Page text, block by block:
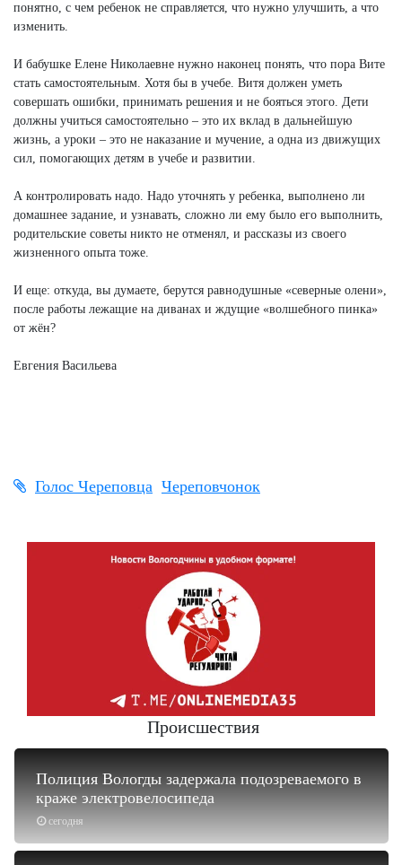
понятно, с чем ребенок не справляется, что нужно улучшить, а что
изменить.
И бабушке Елене Николаевне нужно наконец понять, что пора Вите
стать самостоятельным. Хотя бы в учебе. Витя должен уметь
совершать ошибки, принимать решения и не бояться этого. Дети
должны учиться самостоятельно – это их вклад в дальнейшую
жизнь, а уроки – это не наказание и мучение, а одна из движущих
сил, помогающих детям в учебе и развитии.
А контролировать надо. Надо уточнять у ребенка, выполнено ли
домашнее задание, и узнавать, сложно ли ему было его выполнить,
родительские советы никто не отменял, и рассказы из своего
жизненного опыта тоже.
И еще: откуда, вы думаете, берутся равнодушные «северные олени»,
после работы лежащие на диванах и ждущие «волшебного пинка»
от жён?
Евгения Васильева
Голос Череповца Череповчонок
Происшествия
сегодня
Полиция Вологды задержала подозреваемого в
краже электровелосипеда